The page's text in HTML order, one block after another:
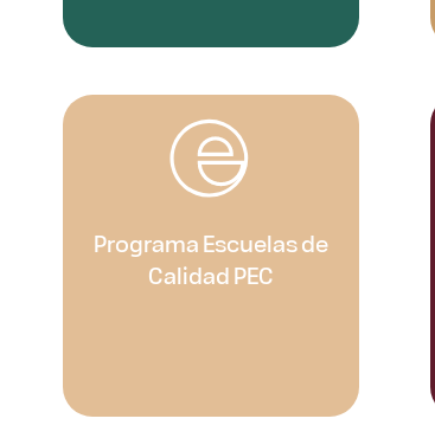
Programa Escuelas de
Calidad PEC